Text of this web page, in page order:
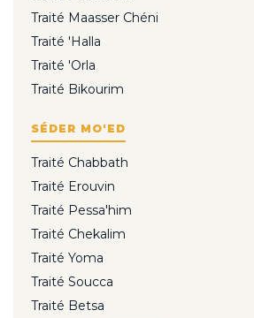
Traité Maasser Chéni
Traité 'Halla
Traité 'Orla
Traité Bikourim
SÉDER MO'ED
Traité Chabbath
Traité Erouvin
Traité Pessa'him
Traité Chekalim
Traité Yoma
Traité Soucca
Traité Betsa